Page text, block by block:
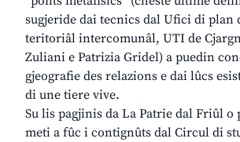
sugjeride dai tecnics dal Ufici di plan
teritoriâl intercomunâl, UTI de
Zuliani e Patrizia Gridel) a puedin
gjeografie des relazions e dai lûcs
di une tiere vive.
Su lis pagjinis da La Patrie dal Friûl o
meti a fûc i contignûts dal Circul di